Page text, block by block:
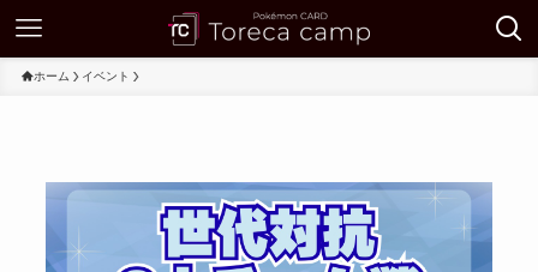
ホーム イベント